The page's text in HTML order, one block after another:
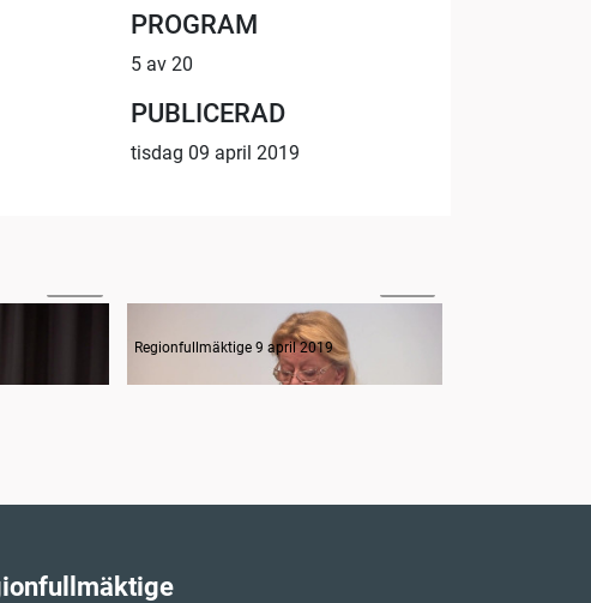
PROGRAM
5 av 20
PUBLICERAD
tisdag 09 april 2019
Regionfullmäktige 9 april 2019